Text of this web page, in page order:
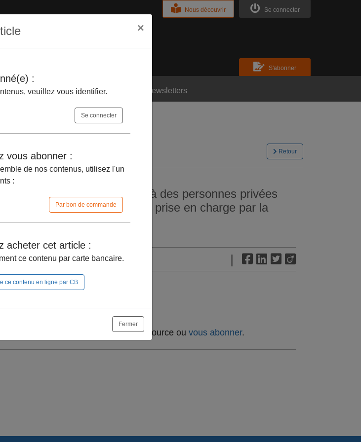
Se connecter
Nous découvrir
S'abonner
Jurisprudences En bref Newsletters
Retour
- Même s’il appartient à des personnes privées
sa consolidation doit être prise en charge par la
|
vous devez vous connecter;
et son document source ou vous abonner.
×
:
veuillez vous identifier.
Se connecter
vous abonner :
de nos contenus, utilisez l'un
:
Par bon de commande
acheter cet article :
ce contenu par carte bancaire.
ce contenu en ligne par CB
Fermer